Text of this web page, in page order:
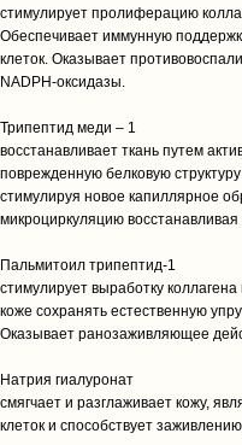
стимулирует пролиферацию
Обеспечивает иммунную
клеток. Оказывает
NADPH-оксидазы.
Трипептид меди – 1
восстанавливает ткань путем
поврежденную белковую
стимулируя новое капиллярное
микроциркуляцию восстанавливая
Пальмитоил трипептид-1
стимулирует выработку
коже сохранять естественную
Оказывает ранозаживляющее
Натрия гиалуронат
смягчает и разглаживает кожу,
клеток и способствует заживлению